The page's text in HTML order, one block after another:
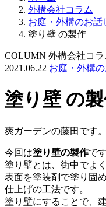
外構会社コラム
お庭・外構のお話
塗り壁 の製作
COLUMN 外構会社コラ
2021.06.22 お庭・外構
塗り壁 の
爽ガーデンの藤田です。
今回は塗り壁の製作です
塗り壁とは、街中でよ
表面を塗装剤で塗り固
仕上げの工法です。
塗り壁にすることで、